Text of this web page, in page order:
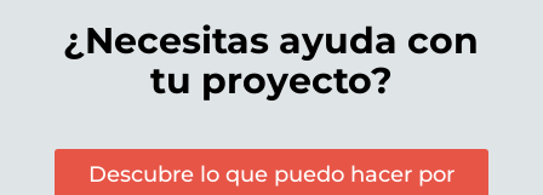
¿Necesitas ayuda con
tu proyecto?
Descubre lo que puedo hacer por